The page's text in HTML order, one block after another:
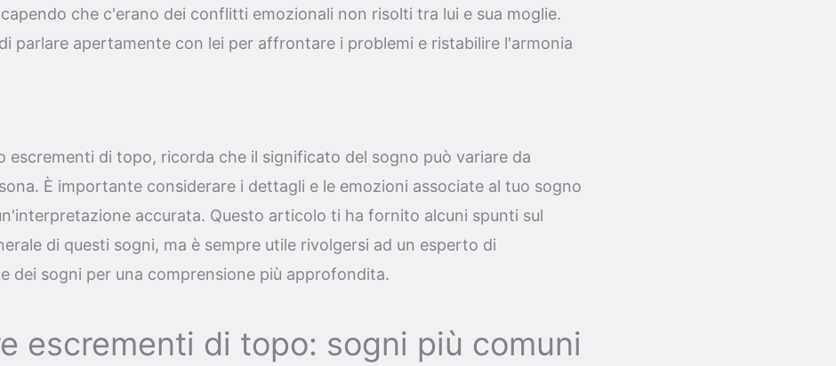
che c'erano dei conflitti emozionali non risolti tra lui e sua moglie.
parlare apertamente con lei per affrontare i problemi e ristabilire l'armonia
escrementi di topo, ricorda che il significato del sogno può variare da
È importante considerare i dettagli e le emozioni associate al tuo sogno
accurata. Questo articolo ti ha fornito alcuni spunti sul
di questi sogni, ma è sempre utile rivolgersi ad un esperto di
dei sogni per una comprensione più approfondita.
escrementi di topo: sogni più comuni